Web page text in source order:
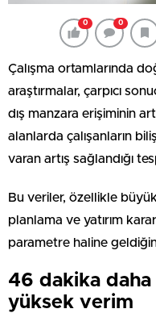
0 0
Çalışma ortamlarında
araştırmalar, çarpıcı
dış manzara erişiminin
alanlarda çalışanların
varan artış sağlandığı
Bu veriler, özellikle
planlama ve yatırım
parametre haline
46 dakika
yüksek verim